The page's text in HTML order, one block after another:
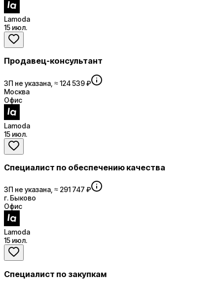
Lamoda
15 июл.
Продавец-консультант
ЗП не указана, ≈ 124 539 ₽
Москва
Офис
Lamoda
15 июл.
Специалист по обеспечению качества
ЗП не указана, ≈ 291 747 ₽
г. Быково
Офис
Lamoda
15 июл.
Специалист по закупкам